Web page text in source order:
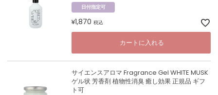
日付指定可
¥1,870 税込
カートに入れる
サイエンスアロマ Fragrance Gel WHITE MUSK
ゲル状 芳香剤 植物性消臭 癒し効果 正規品 ギフ
ト可